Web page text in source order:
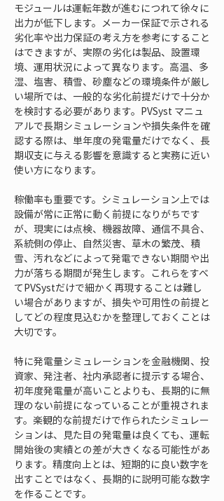
モジュールは運転年数が進むにつれて徐々に
出力が低下します。メーカー保証で示される
劣化率や出力保証の考え方を参考にすること
はできますが、実際の劣化は製品、設置環
境、運用状況によって異なります。高温、多
湿、塩害、積雪、砂塵などの環境条件が厳し
い場所では、一般的な劣化前提だけで十分か
を検討する必要があります。PVSyst マニュ
アルで長期シミュレーションや損失条件を確
認する際は、単年度の発電量だけでなく、長
期収支に与える影響を意識すると実務に近い
使い方になります。
稼働率も重要です。シミュレーション上では
設備が常に正常に動く前提になりがちです
が、現実には点検、機器故障、通信不具合、
系統側の停止、自然災害、草木の繁茂、積
雪、汚れなどによって発電できない期間や出
力が落ちる期間が発生します。これらをすべ
てPVSystだけで細かく再現することは難し
い場合がありますが、損失や可用性の前提と
してどの程度見込むかを整理しておくことは
大切です。
特に発電量シミュレーションを金融機関、投
資家、発注者、社内承認者に提示する場合、
初年度発電量が高いことよりも、長期的に無
理のない前提になっていることが重視されま
す。楽観的な前提だけで作られたシミュレー
ションは、見た目の発電量は良くても、運転
開始後の実績との差が大きくなる可能性があ
ります。精度向上とは、短期的に良い数字を
出すことではなく、長期的に説明可能な数字
を作ることです。